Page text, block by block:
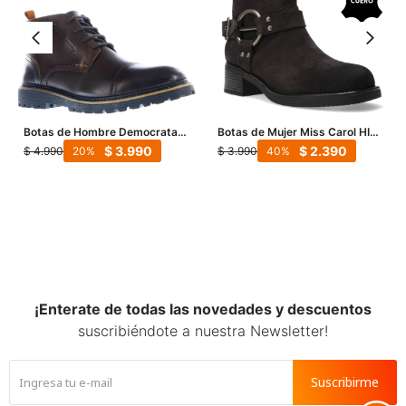
Botas de Hombre Democrata
Cross - Negro Carbón
$ 4.990 $3.990
20
Botas de Mujer Miss Carol HILE
de cuero - Negro
$ 3.990 $2.390
40
¡Enterate de todas las novedades y descuentos
suscribiéndote a nuestra Newsletter!
Suscribirme